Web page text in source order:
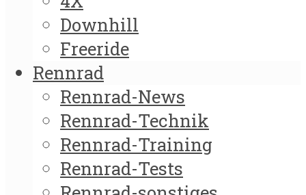
Downhill
Freeride
Rennrad
Rennrad-News
Rennrad-Technik
Rennrad-Training
Rennrad-Tests